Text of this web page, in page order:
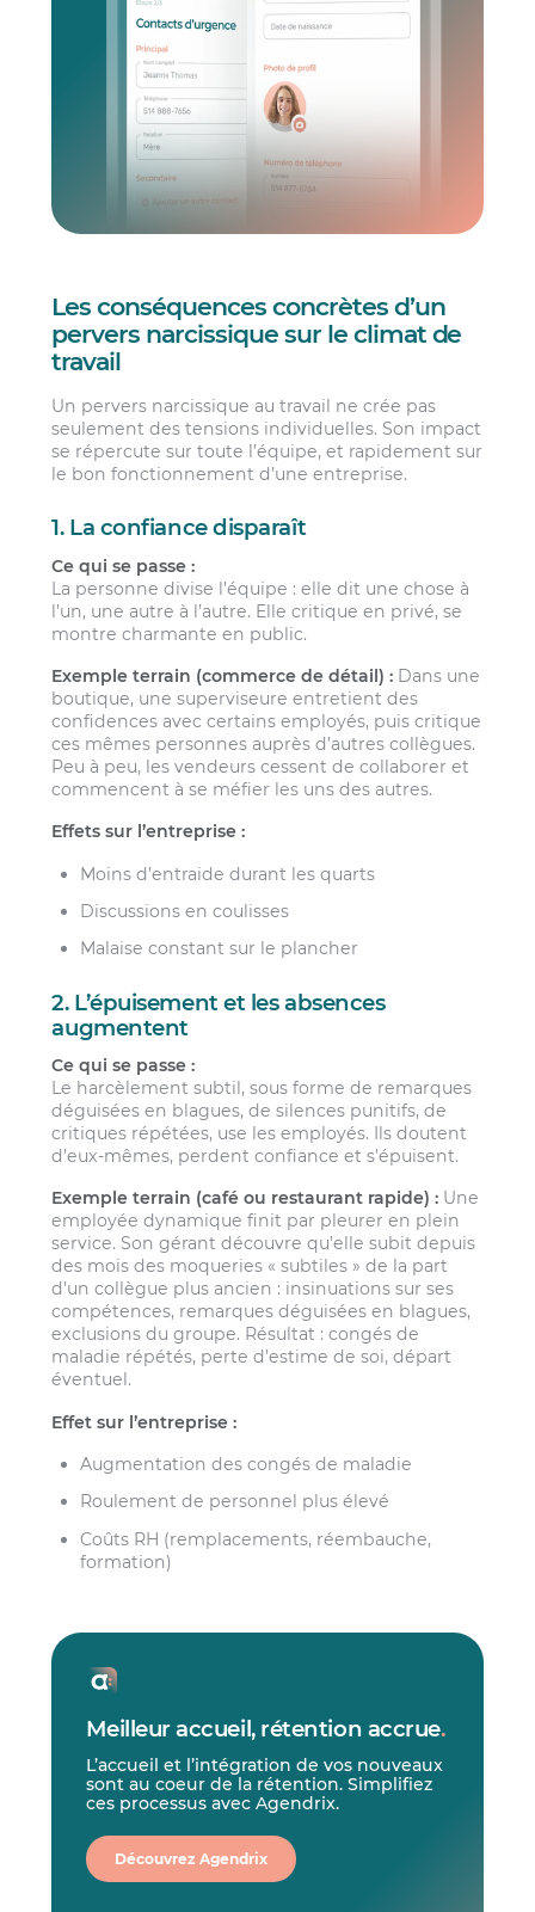
Les conséquences concrètes d’un
pervers narcissique sur le climat de
travail
Un pervers narcissique au travail ne crée pas
seulement des tensions individuelles. Son impact
se répercute sur toute l’équipe, et rapidement sur
le bon fonctionnement d’une entreprise.
1. La confiance disparaît
Ce qui se passe :
La personne divise l’équipe : elle dit une chose à
l’un, une autre à l’autre. Elle critique en privé, se
montre charmante en public.
Exemple terrain (commerce de détail) : Dans une
boutique, une superviseure entretient des
confidences avec certains employés, puis critique
ces mêmes personnes auprès d’autres collègues.
Peu à peu, les vendeurs cessent de collaborer et
commencent à se méfier les uns des autres.
Effets sur l’entreprise :
Moins d’entraide durant les quarts
Discussions en coulisses
Malaise constant sur le plancher
2. L’épuisement et les absences
augmentent
Ce qui se passe :
Le harcèlement subtil, sous forme de remarques
déguisées en blagues, de silences punitifs, de
critiques répétées, use les employés. Ils doutent
d’eux-mêmes, perdent confiance et s’épuisent.
Exemple terrain (café ou restaurant rapide) : Une
employée dynamique finit par pleurer en plein
service. Son gérant découvre qu’elle subit depuis
des mois des moqueries « subtiles » de la part
d’un collègue plus ancien : insinuations sur ses
compétences, remarques déguisées en blagues,
exclusions du groupe. Résultat : congés de
maladie répétés, perte d’estime de soi, départ
éventuel.
Effet sur l’entreprise :
Augmentation des congés de maladie
Roulement de personnel plus élevé
Coûts RH (remplacements, réembauche,
formation)
Meilleur accueil, rétention accrue.
L’accueil et l’intégration de vos nouveaux
sont au coeur de la rétention. Simplifiez
ces processus avec Agendrix.
Découvrez Agendrix